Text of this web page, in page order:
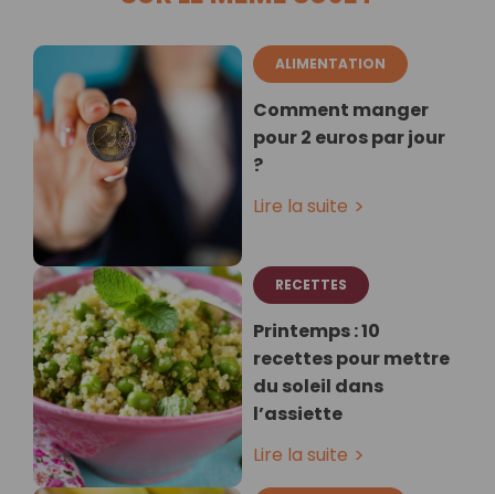
ALIMENTATION
Comment manger
pour 2 euros par jour
?
Lire la suite
RECETTES
Printemps : 10
recettes pour mettre
du soleil dans
l’assiette
Lire la suite